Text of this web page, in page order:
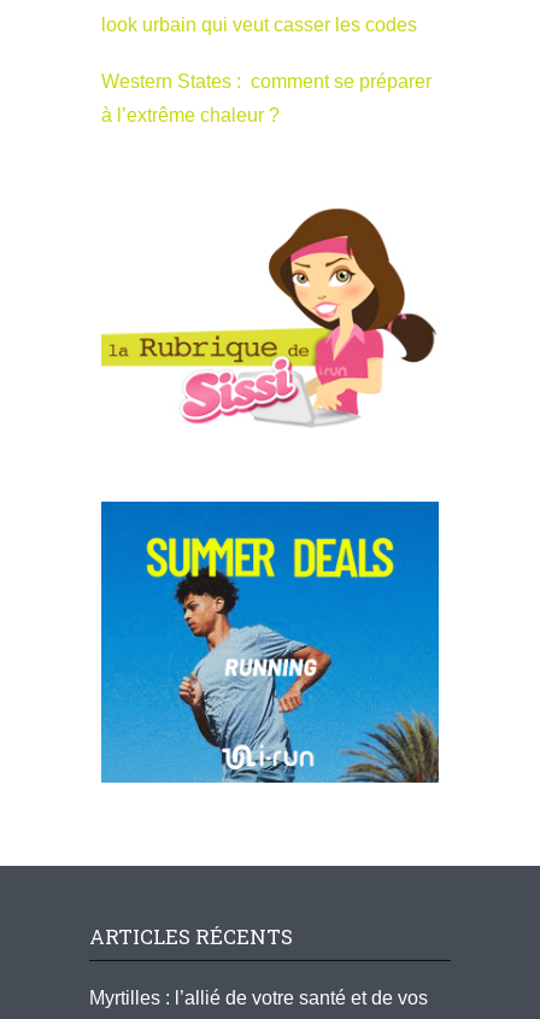
look urbain qui veut casser les codes
Western States : comment se préparer
à l’extrême chaleur ?
ARTICLES RÉCENTS
Myrtilles : l’allié de votre santé et de vos